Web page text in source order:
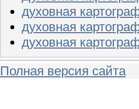
духовная
духовная
духовная
Полная версия сайта